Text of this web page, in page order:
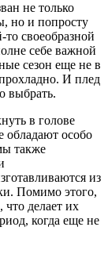
не только
но и попросту
своеобразной
себе важной
сезон еще не в
И плед
выбрать.
в голове
обладают особо
также
из
Помимо этого,
делает их
когда еще не